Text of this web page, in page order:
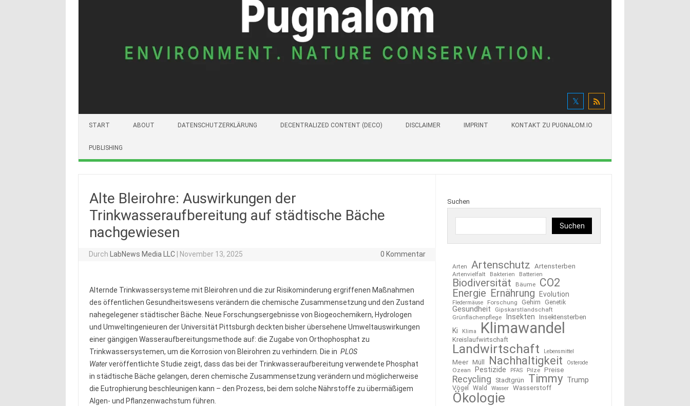
START ABOUT DATENSCHUTZERKLÄRUNG DECENTRALIZED CONTENT (DECO) DISCLAIMER IMPRINT KONTAKT ZU PUGNALOM.IO
PUBLISHING
Alte Bleirohre: Auswirkungen der
Trinkwasseraufbereitung auf städtische Bäche
nachgewiesen
Durch LabNews Media LLC November 13, 2025 0 Kommentar
Alternde Trinkwassersysteme mit Bleirohren und die zur Risikominderung ergriffenen Maßnahmen
des öffentlichen Gesundheitswesens verändern die chemische Zusammensetzung und den Zustand
nahegelegener städtischer Bäche. Neue Forschungsergebnisse von Biogeochemikern, Hydrologen
und Umweltingenieuren der Universität Pittsburgh deckten bisher übersehene Umweltauswirkungen
einer gängigen Wasseraufbereitungsmethode auf: die Zugabe von Orthophosphat zu
Trinkwassersystemen, um die Korrosion von Bleirohren zu verhindern. Die in PLOS
Waterveröffentlichte Studie zeigt, dass das bei der Trinkwasseraufbereitung verwendete Phosphat
in städtische Bäche gelangen, deren chemische Zusammensetzung verändern und möglicherweise
die Eutrophierung beschleunigen kann – den Prozess, bei dem solche Nährstoffe zu übermäßigem
Algen- und Pflanzenwachstum führen.
Suchen
Suchen
Arten Artenschutz Artensterben
Artenvielfalt Bakterien Batterien
Biodiversität Bäume CO2
Energie Ernährung Evolution
Fledermäuse Forschung Gehirn Genetik
Gesundheit Gipskarstlandschaft
Grünflächenpflege Insekten Insektensterben
Ki Klima Klimawandel
Kreislaufwirtschaft
Landwirtschaft Lebensmittel
Meer Müll Nachhaltigkeit Osterode
Ozean Pestizide PFAS Pilze Preise
Recycling Stadtgrün Timmy Trump
Vögel Wald Wasser Wasserstoff
Ökologie